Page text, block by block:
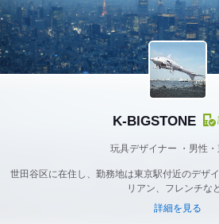
K-BIGSTONE
玩具デザイナー 男性
世田谷区に在住し、勤務地は東京駅付近のデザ
リアン、フレンチなど
詳細を見る